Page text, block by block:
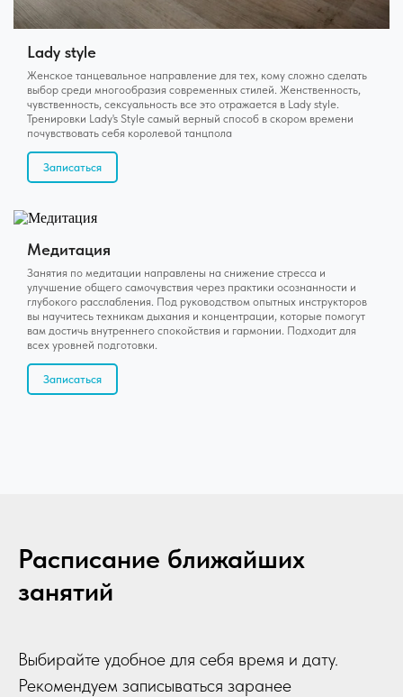
Lady style
Женское танцевальное направление для тех, кому сложно сделать
выбор среди многообразия современных стилей. Женственность,
чувственность, сексуальность все это отражается в Lady style.
Тренировки Lady's Style самый верный способ в скором времени
почувствовать себя королевой танцпола
Записаться
Медитация
Занятия по медитации направлены на снижение стресса и
улучшение общего самочувствия через практики осознанности и
глубокого расслабления. Под руководством опытных инструкторов
вы научитесь техникам дыхания и концентрации, которые помогут
вам достичь внутреннего спокойствия и гармонии. Подходит для
всех уровней подготовки.
Записаться
Расписание ближайших
занятий
Выбирайте удобное для себя время и дату.
Рекомендуем записываться заранее